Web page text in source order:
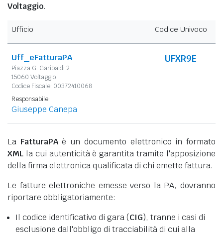
Voltaggio.
Ufficio Codice Univoco
Uff_eFatturaPA
Piazza G. Garibaldi 2
15060 Voltaggio
Codice Fiscale: 00372410068
UFXR9E
Responsabile:
Giuseppe Canepa
La FatturaPAè un documento elettronico in formato
XML la cui autenticità è garantita tramite l'apposizione
della firma elettronica qualificata di chi emette fattura.
Le fatture elettroniche emesse verso la PA, dovranno
riportare obbligatoriamente:
Il codice identificativo di gara (CIG), tranne i casi di
esclusione dall'obbligo di tracciabilità di cui alla